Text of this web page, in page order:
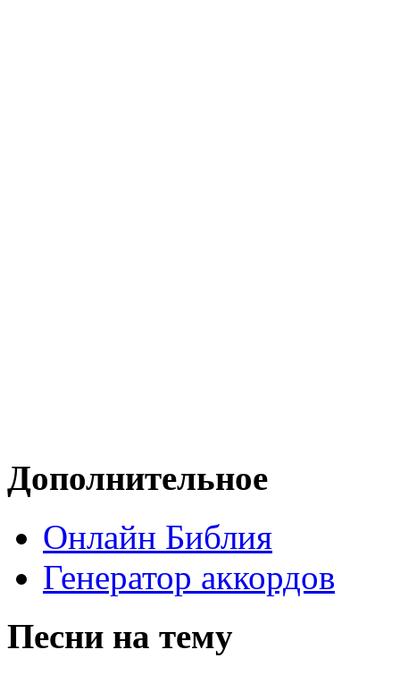
Дополнительное
Онлайн Библия
Генератор аккордов
Песни на тему